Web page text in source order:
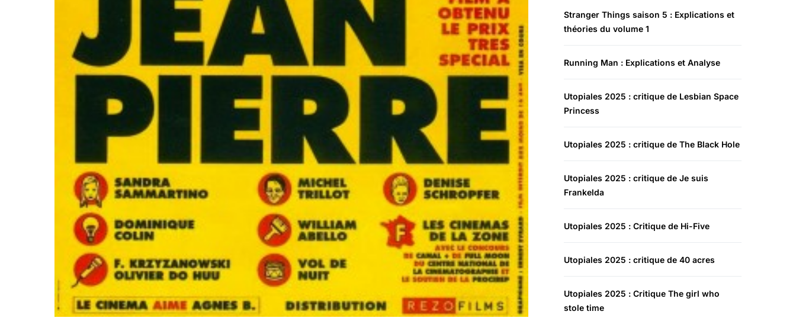
Stranger Things saison 5 : Explications et
théories du volume 1
Running Man : Explications et Analyse
Utopiales 2025 : critique de Lesbian Space
Princess
Utopiales 2025 : critique de The Black Hole
Utopiales 2025 : critique de Je suis
Frankelda
Utopiales 2025 : Critique de Hi-Five
Utopiales 2025 : critique de 40 acres
Utopiales 2025 : Critique The girl who
stole time